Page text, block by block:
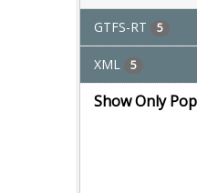
GTFS-RT 5
XML 5
Show Only